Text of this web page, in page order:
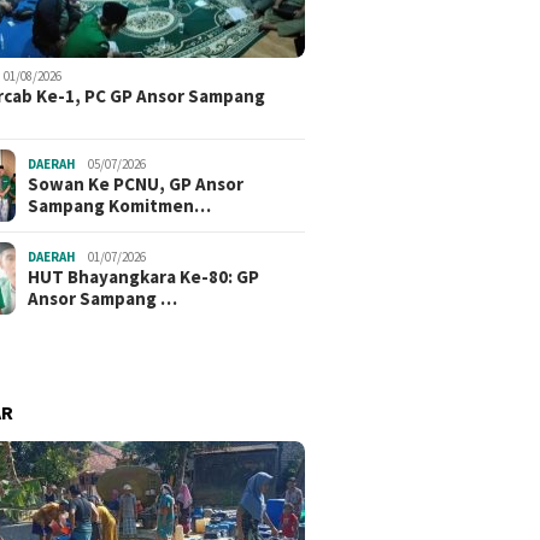
01/08/2026
Ke-1, PC GP Ansor Sampang
DAERAH 05/07/2026
Sowan Ke PCNU, GP Ansor
Sampang Komitmen…
DAERAH 01/07/2026
HUT Bhayangkara Ke-80: GP
Ansor Sampang …